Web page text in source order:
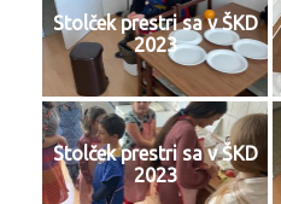
Stolček prestri sa v ŠKD
2023
Stolček prestri sa v ŠKD
2023